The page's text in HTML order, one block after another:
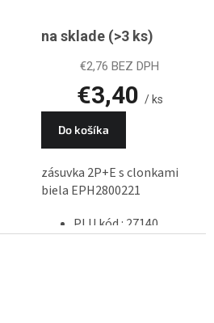
clonkami biela
EPH2800221,
PLU 27140
na sklade (>3 ks)
€2,76 BEZ DPH
€3,40 / ks
Do košíka
zásuvka 2P+E s clonkami
biela EPH2800221
PLU kód : 27140